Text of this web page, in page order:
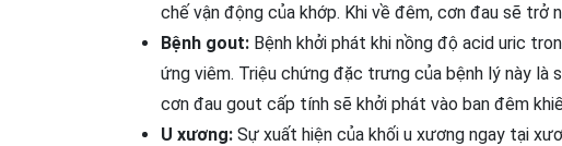
chế vận động của khớp. Khi về đêm, cơn đau sẽ trở
Bệnh gout: Bệnh khởi phát khi nồng độ acid uric
ứng viêm. Triệu chứng đặc trưng của bệnh lý này là
cơn đau gout cấp tính sẽ khởi phát vào ban đêm
U xương: Sự xuất hiện của khối u xương ngay tại